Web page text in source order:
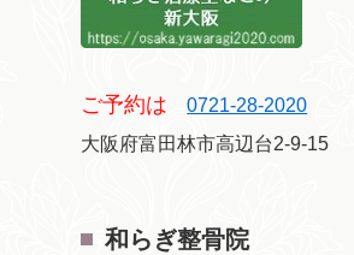
ご予約は
0721-28-2020
大阪府富田林市高辺台2-9-15
和らぎ整骨院